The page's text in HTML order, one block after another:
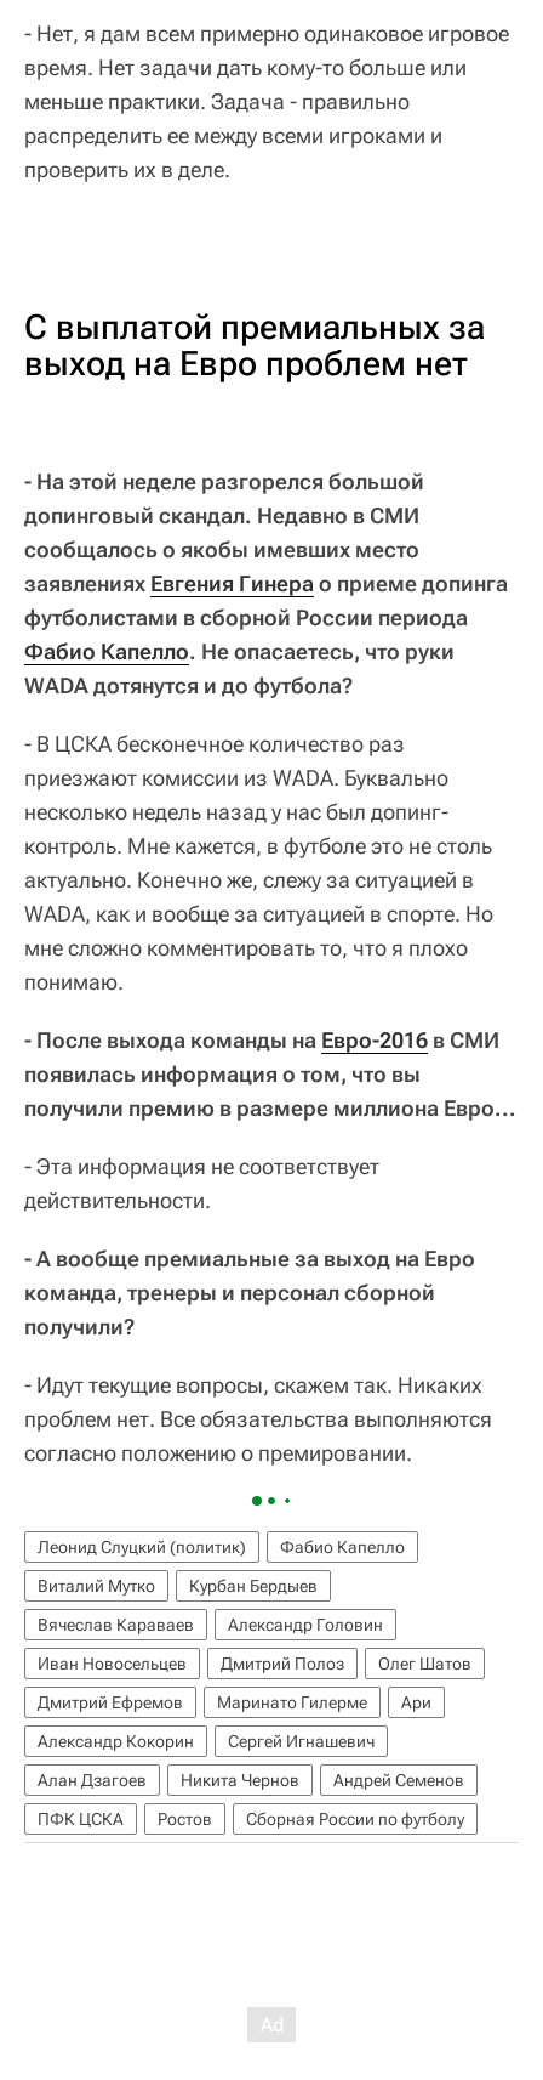
- Нет, я дам всем примерно одинаковое игровое
время. Нет задачи дать кому-то больше или
меньше практики. Задача - правильно
распределить ее между всеми игроками и
проверить их в деле.
С выплатой премиальных за
выход на Евро проблем нет
- На этой неделе разгорелся большой
допинговый скандал. Недавно в СМИ
сообщалось о якобы имевших место
заявлениях Евгения Гинера о приеме допинга
футболистами в сборной России периода
Фабио Капелло. Не опасаетесь, что руки
WADA дотянутся и до футбола?
- В ЦСКА бесконечное количество раз
приезжают комиссии из WADA. Буквально
несколько недель назад у нас был допинг-
контроль. Мне кажется, в футболе это не столь
актуально. Конечно же, слежу за ситуацией в
WADA, как и вообще за ситуацией в спорте. Но
мне сложно комментировать то, что я плохо
понимаю.
- После выхода команды на Евро-2016 в СМИ
появилась информация о том, что вы
получили премию в размере миллиона Евро...
- Эта информация не соответствует
действительности.
- А вообще премиальные за выход на Евро
команда, тренеры и персонал сборной
получили?
- Идут текущие вопросы, скажем так. Никаких
проблем нет. Все обязательства выполняются
согласно положению о премировании.
Леонид Слуцкий (политик)
Фабио Капелло
Виталий Мутко
Курбан Бердыев
Вячеслав Караваев
Александр Головин
Иван Новосельцев
Дмитрий Полоз
Олег Шатов
Дмитрий Ефремов
Маринато Гилерме
Ари
Александр Кокорин
Сергей Игнашевич
Алан Дзагоев
Никита Чернов
Андрей Семенов
ПФК ЦСКА
Ростов Сборная России по футболу